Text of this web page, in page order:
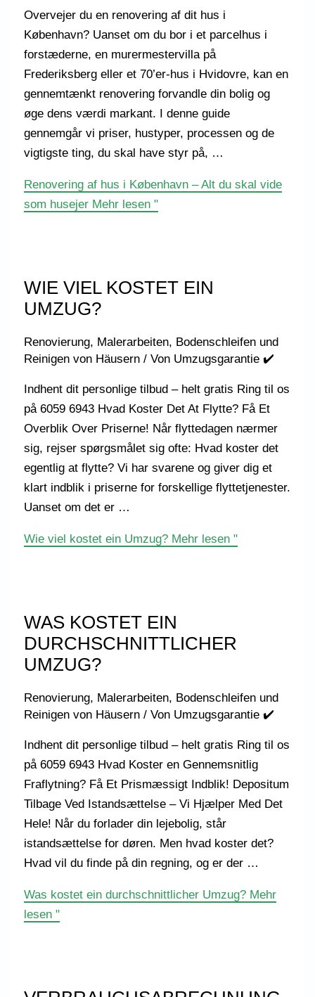
Overvejer du en renovering af dit hus i
København? Uanset om du bor i et parcelhus i
forstæderne, en murermestervilla på
Frederiksberg eller et 70’er-hus i Hvidovre, kan en
gennemtænkt renovering forvandle din bolig og
øge dens værdi markant. I denne guide
gennemgår vi priser, hustyper, processen og de
vigtigste ting, du skal have styr på, …
Renovering af hus i København – Alt du skal vide
som husejer Mehr lesen "
WIE VIEL KOSTET EIN
UMZUG?
Renovierung, Malerarbeiten, Bodenschleifen und
Reinigen von Häusern / Von Umzugsgarantie ✔️
Indhent dit personlige tilbud – helt gratis Ring til os
på 6059 6943 Hvad Koster Det At Flytte? Få Et
Overblik Over Priserne! Når flyttedagen nærmer
sig, rejser spørgsmålet sig ofte: Hvad koster det
egentlig at flytte? Vi har svarene og giver dig et
klart indblik i priserne for forskellige flyttetjenester.
Uanset om det er …
Wie viel kostet ein Umzug? Mehr lesen "
WAS KOSTET EIN
DURCHSCHNITTLICHER
UMZUG?
Renovierung, Malerarbeiten, Bodenschleifen und
Reinigen von Häusern / Von Umzugsgarantie ✔️
Indhent dit personlige tilbud – helt gratis Ring til os
på 6059 6943 Hvad Koster en Gennemsnitlig
Fraflytning? Få Et Prismæssigt Indblik! Depositum
Tilbage Ved Istandsættelse – Vi Hjælper Med Det
Hele! Når du forlader din lejebolig, står
istandsættelse for døren. Men hvad koster det?
Hvad vil du finde på din regning, og er der …
Was kostet ein durchschnittlicher Umzug? Mehr
lesen "